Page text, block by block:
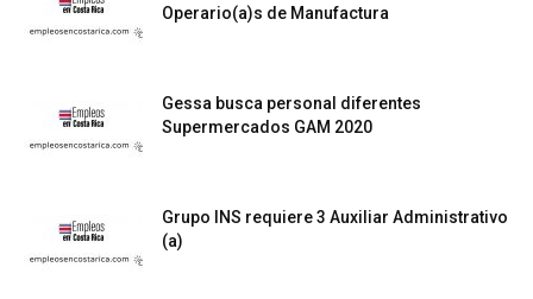
Operario(a)s de Manufactura
Gessa busca personal diferentes
Supermercados GAM 2020
Grupo INS requiere 3 Auxiliar Administrativo
(a)